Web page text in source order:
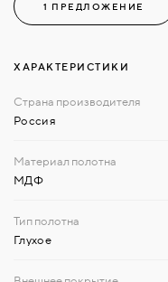
1 ПРЕДЛОЖЕНИЕ
ХАРАКТЕРИСТИКИ
Россия
МДФ
Глухое